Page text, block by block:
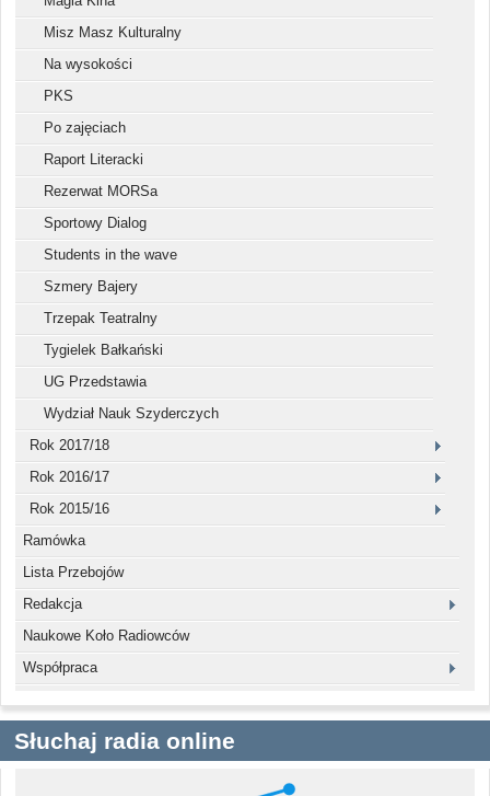
Misz Masz Kulturalny
Na wysokości
PKS
Po zajęciach
Raport Literacki
Rezerwat MORSa
Sportowy Dialog
Students in the wave
Szmery Bajery
Trzepak Teatralny
Tygielek Bałkański
UG Przedstawia
Wydział Nauk Szyderczych
Rok 2017/18
Rok 2016/17
Rok 2015/16
Ramówka
Lista Przebojów
Redakcja
Naukowe Koło Radiowców
Współpraca
Słuchaj radia online